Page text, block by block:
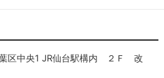
区中央1 JR仙台駅構内 ２Ｆ 改